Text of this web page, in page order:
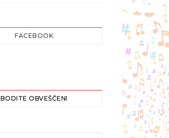
FACEBOOK
BODITE OBVEŠČENI